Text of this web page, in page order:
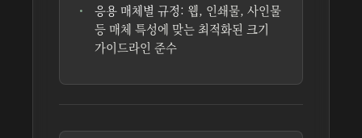
응용 매체별 규정: 웹, 인쇄물, 사인물
등 매체 특성에 맞는 최적화된 크기
가이드라인 준수